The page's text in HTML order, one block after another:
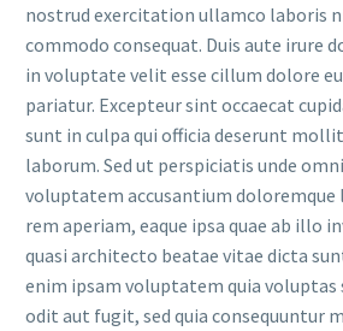
nostrud exercitation ullamco laboris
commodo consequat. Duis aute irure
in voluptate velit esse cillum dolore
pariatur. Excepteur sint occaecat
sunt in culpa qui officia deserunt
laborum. Sed ut perspiciatis unde
voluptatem accusantium
rem aperiam, eaque ipsa quae ab illo
quasi architecto beatae vitae dicta
enim ipsam voluptatem quia
odit aut fugit, sed quia consequuntur